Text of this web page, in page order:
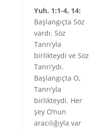
Yuh. 1:1-4, 14:
Başlangıçta Söz
vardı. Söz
Tanrı’yla
birlikteydi ve Söz
Tanrı’ydı.
Başlangıçta O,
Tanrı’yla
birlikteydi. Her
şey O’nun
aracılığıyla var